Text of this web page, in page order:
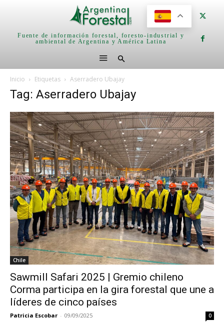
Fuente de información forestal, foresto-industrial y
ambiental de Argentina y América Latina
Inicio Etiquetas Aserradero Ubajay
Tag: Aserradero Ubajay
Chile
Sawmill Safari 2025 | Gremio chileno
Corma participa en la gira forestal que une a
líderes de cinco países
Patricia Escobar - 09/09/2025 0